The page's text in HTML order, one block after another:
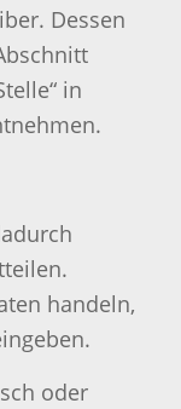
Dessen
in
handeln,
oder